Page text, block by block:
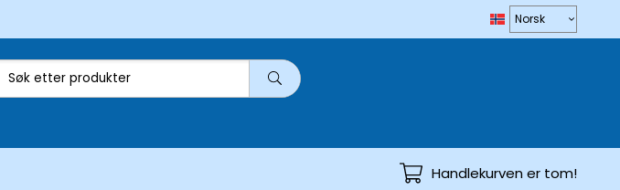
Handlekurven er tom!